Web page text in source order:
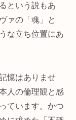
という説もあ
ァの「魂」と
な立ち位置にあ
憶はありませ
人の倫理観と感
ています。かつ